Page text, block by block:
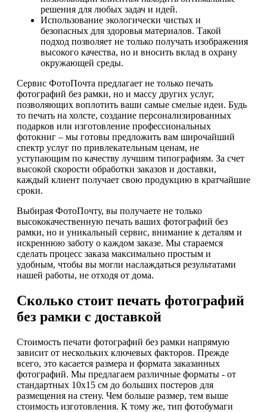
решения для любых задач и идей.
Использование экологически чистых и
безопасных для здоровья материалов. Такой
подход позволяет не только получать изображения
высокого качества, но и вносить вклад в охрану
окружающей среды.
Сервис ФотоПочта предлагает не только печать
фотографий без рамки, но и массу других услуг,
позволяющих воплотить ваши самые смелые идеи. Будь
то печать на холсте, создание персонализированных
подарков или изготовление профессиональных
фотокниг – мы готовы предложить вам широчайший
спектр услуг по привлекательным ценам, не
уступающим по качеству лучшим типографиям. За счет
высокой скорости обработки заказов и доставки,
каждый клиент получает свою продукцию в кратчайшие
сроки.
Выбирая ФотоПочту, вы получаете не только
высококачественную печать ваших фотографий без
рамки, но и уникальный сервис, внимание к деталям и
искреннюю заботу о каждом заказе. Мы стараемся
сделать процесс заказа максимально простым и
удобным, чтобы вы могли наслаждаться результатами
нашей работы, не отходя от дома.
Сколько стоит печать фотографий
без рамки с доставкой
Стоимость печати фотографий без рамки напрямую
зависит от нескольких ключевых факторов. Прежде
всего, это касается размера и формата заказанных
фотографий. Мы предлагаем различные форматы - от
стандартных 10x15 см до больших постеров для
размещения на стену. Чем больше размер, тем выше
стоимость изготовления. К тому же, тип фотобумаги